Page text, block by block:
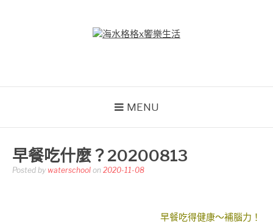
MENU
早餐吃什麼？20200813
Posted by waterschool on 2020-11-08
早餐吃得健康～補腦力！